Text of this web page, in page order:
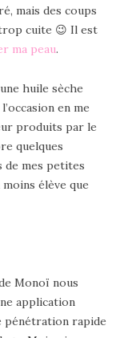
mais des coups
cuite 😉 Il est
ma peau.
huile sèche
en me
produits par le
quelques
de mes petites
élève que
Monoï nous
application
pénétration rapide